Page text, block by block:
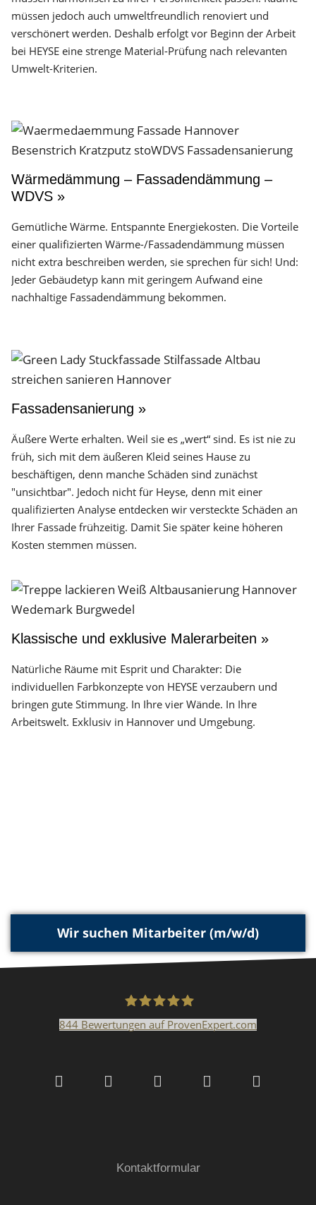
müssen jedoch auch umweltfreundlich renoviert und
verschönert werden. Deshalb erfolgt vor Beginn der Arbeit
bei HEYSE eine strenge Material-Prüfung nach relevanten
Umwelt-Kriterien.
Wärmedämmung – Fassadendämmung –
WDVS »
Gemütliche Wärme. Entspannte Energiekosten. Die Vorteile
einer qualifizierten Wärme-/Fassadendämmung müssen
nicht extra beschreiben werden, sie sprechen für sich! Und:
Jeder Gebäudetyp kann mit geringem Aufwand eine
nachhaltige Fassadendämmung bekommen.
Fassadensanierung »
Äußere Werte erhalten. Weil sie es „wert“ sind. Es ist nie zu
früh, sich mit dem äußeren Kleid seines Hause zu
beschäftigen, denn manche Schäden sind zunächst
"unsichtbar". Jedoch nicht für Heyse, denn mit einer
qualifizierten Analyse entdecken wir versteckte Schäden an
Ihrer Fassade frühzeitig. Damit Sie später keine höheren
Kosten stemmen müssen.
Klassische und exklusive Malerarbeiten »
Natürliche Räume mit Esprit und Charakter: Die
individuellen Farbkonzepte von HEYSE verzaubern und
bringen gute Stimmung. In Ihre vier Wände. In Ihre
Arbeitswelt. Exklusiv in Hannover und Umgebung.
Wir suchen Mitarbeiter (m/w/d)
GmbH & Co.KG
844 Bewertungen auf ProvenExpert.com
Kontaktformular